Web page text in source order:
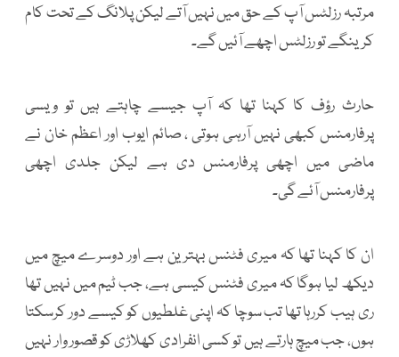
مرتبہ رزلٹس آپ کے حق میں نہیں آتے لیکن پلانگ کے تحت کام
کرینگے تو رزلٹس اچھے آئیں گے۔
حارث رؤف کا کہنا تھا کہ آپ جیسے چاہتے ہیں تو ویسی
پرفارمنس کبھی نہیں آرہی ہوتی ، صائم ایوب اور اعظم خان نے
ماضی میں اچھی پرفارمنس دی ہے لیکن جلدی اچھی
پرفارمنس آئے گی۔
ان کا کہنا تھا کہ میری فٹنس بہترین ہے اور دوسرے میچ میں
دیکھ لیا ہوگا کہ میری فٹنس کیسی ہے، جب ٹیم میں نہیں تھا
ری ہیب کررہا تھا تب سوچا کہ اپنی غلطیوں کو کیسے دور کرسکتا
ہوں، جب میچ ہارتے ہیں تو کسی انفرادی کھلاڑی کو قصور وار نہیں